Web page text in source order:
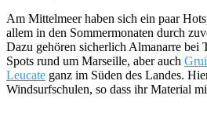
Am Mittelmeer haben sich ein paar
allem in den Sommermonaten durch
Dazu gehören sicherlich Almanarre bei
Spots rund um Marseille, aber auch
Leucate ganz im Süden des Landes.
Windsurfschulen, so dass ihr Material